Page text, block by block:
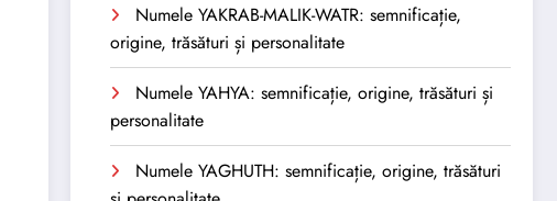
Numele YAKRAB-MALIK-WATR: semnificație,
origine, trăsături și personalitate
Numele YAHYA: semnificație, origine, trăsături și
personalitate
Numele YAGHUTH: semnificație, origine, trăsături